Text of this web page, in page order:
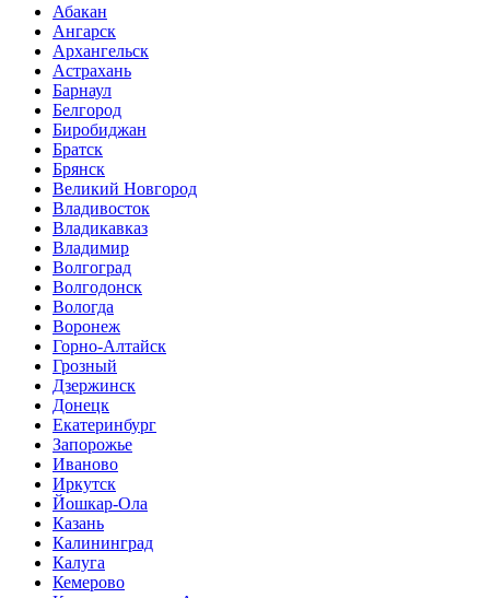
Абакан
Ангарск
Архангельск
Астрахань
Барнаул
Белгород
Биробиджан
Братск
Брянск
Великий Новгород
Владивосток
Владикавказ
Владимир
Волгоград
Волгодонск
Вологда
Воронеж
Горно-Алтайск
Грозный
Дзержинск
Донецк
Екатеринбург
Запорожье
Иваново
Иркутск
Йошкар-Ола
Казань
Калининград
Калуга
Кемерово